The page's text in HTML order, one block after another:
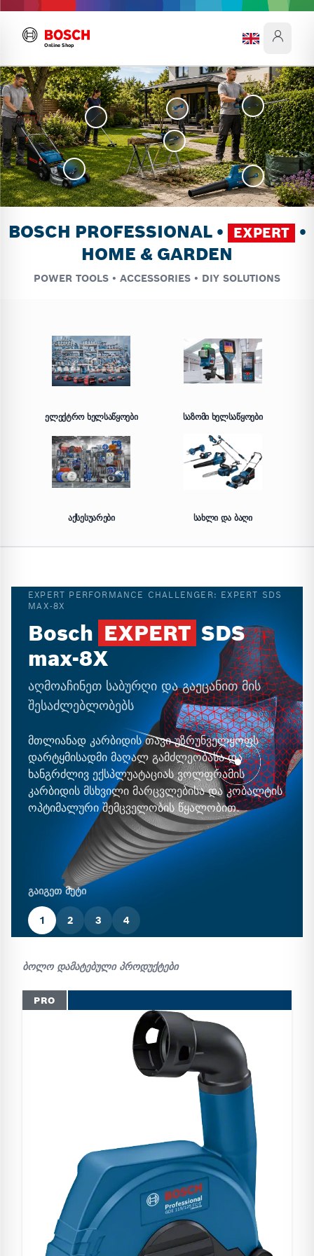
Online Shop
BOSCH PROFESSIONAL • EXPERT
•
HOME & GARDEN
POWER TOOLS • ACCESSORIES • DIY SOLUTIONS
ᲔᲚᲔᲥᲢᲠᲝ ᲮᲔᲚᲡᲐᲬᲧᲝᲔᲑᲘ ᲡᲐᲖᲝᲛᲘ ᲮᲔᲚᲡᲐᲬᲧᲝᲔᲑᲘ
ᲐᲥᲡᲔᲡᲣᲐᲠᲔᲑᲘ ᲡᲐᲮᲚᲘ ᲓᲐ ᲑᲐᲦᲘ
EXPERT PERFORMANCE CHALLENGER: EXPERT SDS
MAX-8X
Bosch EXPERT SDS
max-8X
აღმოაჩინეთ საბურღი და გაეცანით მის
შესაძლებლობებს
მთლიანად კარბიდის თავი უზრუნველყოფს
დარტყმისადმი მაღალ გამძლეობასა და
ხანგრძლივ ექსპლუატაციას ვოლფრამის
კარბიდის მსხვილი მარცვლებისა და კობალტის
ოპტიმალური შემცველობის წყალობით.
გაიგეთ მეტი
1 2 3 4
ბოლო დამატებული პროდუქტები
PRO